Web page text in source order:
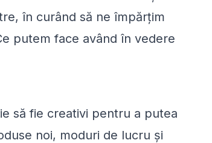
în curând să ne împărțim
putem face având în vedere
să fie creativi pentru a putea
noi, moduri de lucru și